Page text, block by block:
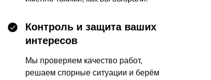
Контроль и защита ваших
интересов
Мы проверяем качество работ,
решаем спорные ситуации и берём